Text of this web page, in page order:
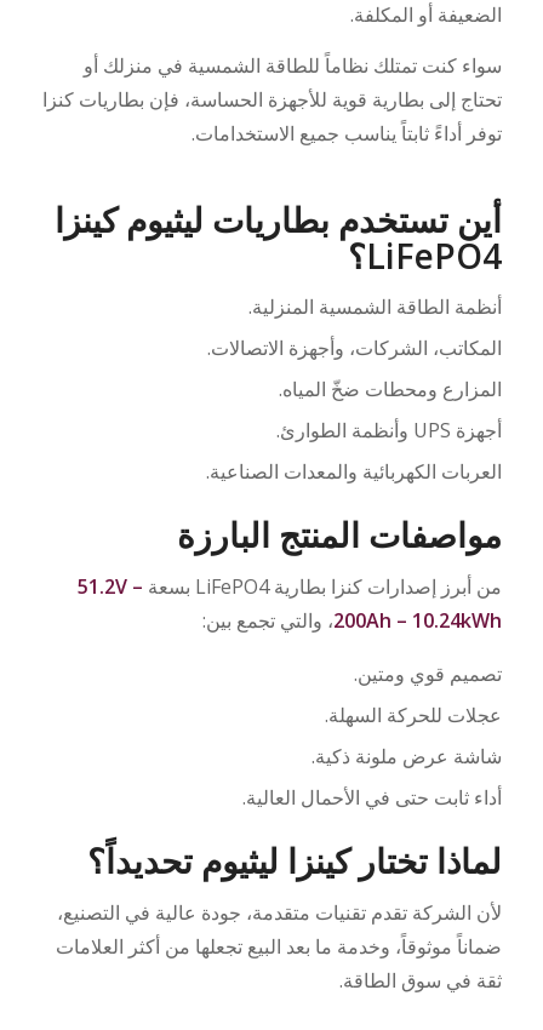
الضعيفة أو المكلفة.
سواء كنت تمتلك نظاماً للطاقة الشمسية في منزلك أو
تحتاج إلى بطارية قوية للأجهزة الحساسة، فإن بطاريات كنزا
توفر أداءً ثابتاً يناسب جميع الاستخدامات.
أين تستخدم بطاريات ليثيوم كينزا
LiFePO4؟
أنظمة الطاقة الشمسية المنزلية.
المكاتب، الشركات، وأجهزة الاتصالات.
المزارع ومحطات ضخّ المياه.
أجهزة UPS وأنظمة الطوارئ.
العربات الكهربائية والمعدات الصناعية.
مواصفات المنتج البارزة
من أبرز إصدارات كنزا بطارية LiFePO4 بسعة
51.2V –
200Ah – 10.24kWh، والتي تجمع بين:
تصميم قوي ومتين.
عجلات للحركة السهلة.
شاشة عرض ملونة ذكية.
أداء ثابت حتى في الأحمال العالية.
لماذا تختار كينزا ليثيوم تحديداً؟
لأن الشركة تقدم تقنيات متقدمة، جودة عالية في التصنيع،
ضماناً موثوقاً، وخدمة ما بعد البيع تجعلها من أكثر العلامات
ثقة في سوق الطاقة.